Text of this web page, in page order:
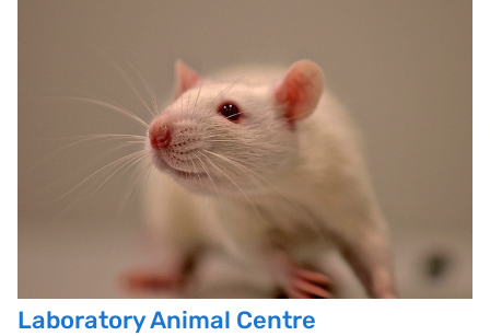
Laboratory Animal Centre